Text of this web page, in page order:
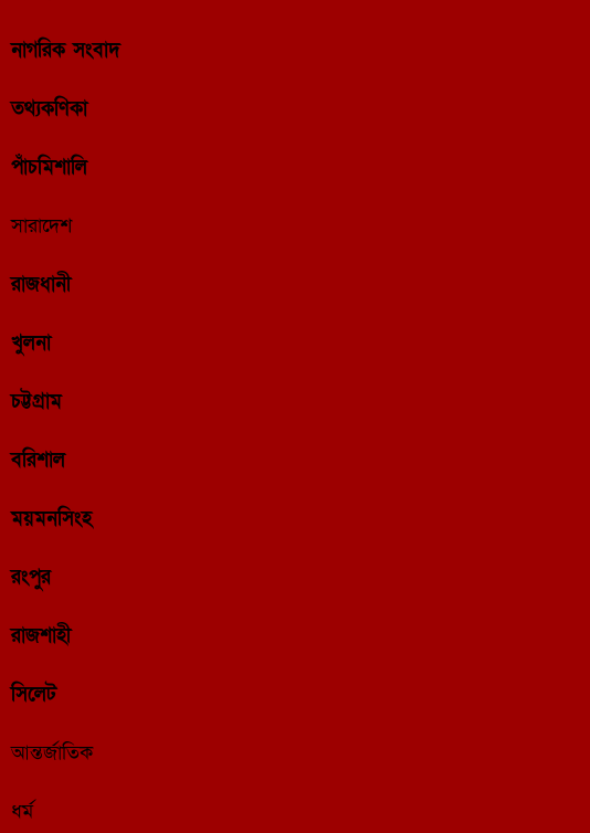
নাগরিক সংবাদ
তথ্যকণিকা
পাঁচমিশালি
সারাদেশ
রাজধানী
খুলনা
চট্টগ্রাম
বরিশাল
ময়মনসিংহ
রংপুর
রাজশাহী
সিলেট
আন্তর্জাতিক
ধর্ম